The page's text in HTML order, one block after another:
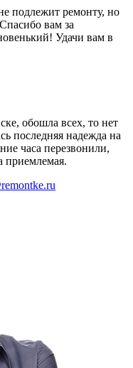
подлежит ремонту, но
вам за
Удачи вам в
обошла всех, то нет
последняя надежда на
часа перезвонили,
приемлемая.